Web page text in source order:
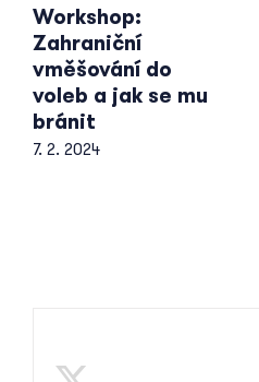
Workshop:
Zahraniční
vměšování do
voleb a jak se mu
bránit
7. 2. 2024